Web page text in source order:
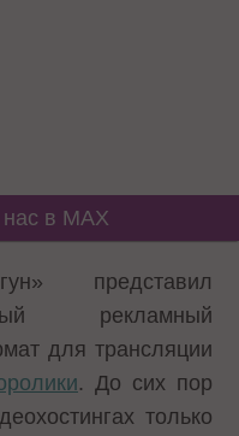
в MAX
представил
рекламный
для трансляции
. До сих пор
только